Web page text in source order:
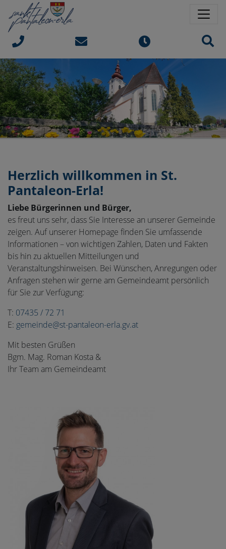
Sprungmarken
Springe direkt zu:
Herzlich willkommen in St.
Pantaleon-Erla!
Liebe Bürgerinnen und Bürger,
es freut uns sehr, dass Sie Interesse an unserer Gemeinde
zeigen. Auf unserer Homepage finden Sie umfassende
Informationen – von wichtigen Zahlen, Daten und Fakten
bis hin zu aktuellen Mitteilungen und
Veranstaltungshinweisen. Bei Wünschen, Anregungen oder
Anfragen stehen wir gerne am Gemeindeamt persönlich
für Sie zur Verfügung:
T: 07435 / 72 71
E: gemeinde@st-pantaleon-erla.gv.at
Mit besten Grüßen
Bgm. Mag. Roman Kosta &
Ihr Team am Gemeindeamt